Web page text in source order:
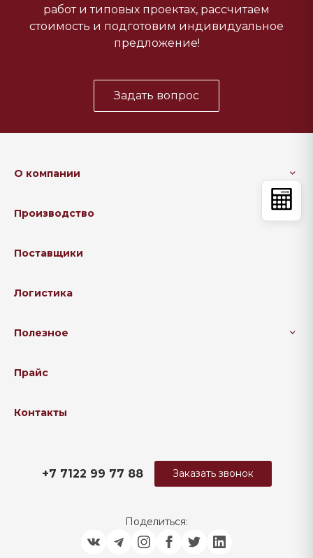
работ и типовых проектах, рассчитаем
стоимость и подготовим индивидуальное
предложение!
Задать вопрос
О компании
Производство
Поставщики
Логистика
Полезное
Прайс
Контакты
+7 7122 99 77 88 Заказать звонок
Поделиться: